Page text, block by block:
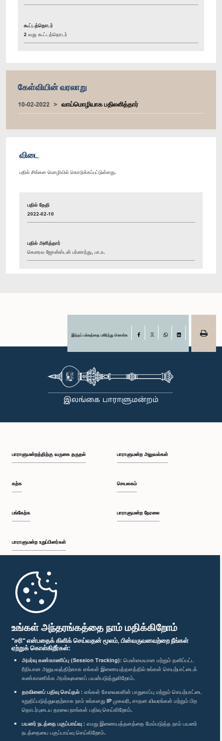
உங்கள் அந்தரங்கத்தை நாம் மதிக்கிறோம்
"சரி" என்பதைக் கிளிக் செய்வதன் மூலம், பின்வருவனவற்றை நீங்கள்
ஏற்றுக் கொள்கிறீர்கள்:
அமர்வு கண்காணிப்பு (Session Tracking): மென்மையான மற்றும் தனிப்பட்ட
ரீதியான அனுபவத்திற்காக எங்கள் இணையத்தளத்தில் உங்கள் செயற்பாட்டைக்
கண்காணிக்க அமர்வுகளைப் பயன்படுத்துகிறோம்.
தரவினைப் பதிவு செய்தல் : எங்கள் சேவைகளின் பாதுகாப்பு மற்றும் செயற்பாட்டை
உறுதிப்படுத்துவதற்காக நாம் உங்களது IP முகவரி, சாதன விவரங்கள் மற்றும் பிற
தொடர்புடைய தரவை நாங்கள் பதிவு செய்கிறோம்.
பயனர் நடத்தை பகுப்பாய்வு : எமது இணையத்தளத்தை மேம்படுத்த நாம் பயனர்
நடத்தையை பகுப்பாய்வு செய்கிறோம்.
கூட்டத்தொடர்
2 வது கூட்டத்தொடர்
கேள்வியின் வரலாறு
10-02-2022 வாய்மொழியாக பதிலளித்தார்
விடை
பதில் சிங்கள மொழியில் கொடுக்கப்பட்டுள்ளது.
பதில் தேதி
2022-02-10
பதில் அளித்தார்
கௌரவ ஜோன்ஸ்டன் பர்னாந்து, பா.உ.
இந்தப் பக்கத்தை பகிர்ந்து கொள்க Facebook
பாராளுமன்றத்திற்கு வருகை தருதல்
கற்க
பங்கேற்க
பாராளுமன்ற உறுப்பினர்கள்
முதற்பக்கம்
பாராளுமன்ற அலுவல்கள்
செயலகம்
பாராளுமன்ற நேரலை
பாராளுமன்ற கையடக்க செயலி
எம்மை பின்தொடர்க :
விருதுகள்
தனியுரிமைக் கொள்கை